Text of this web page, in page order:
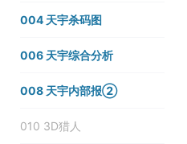
004 天宇杀码图
006 天宇综合分析
008 天宇内部报②
010 3D猎人